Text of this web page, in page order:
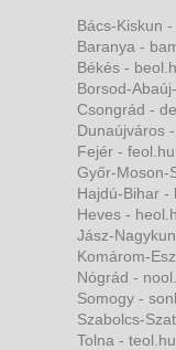
Bács-Kiskun
Baranya -
Békés -
Borsod-
Csongrád -
Dunaújváros
Fejér - feol.hu
Győr-Moson-
Hajdú-Bihar -
Heves -
Jász-
Komárom-
Nógrád -
Somogy -
Szabolcs-
Tolna - teol.hu